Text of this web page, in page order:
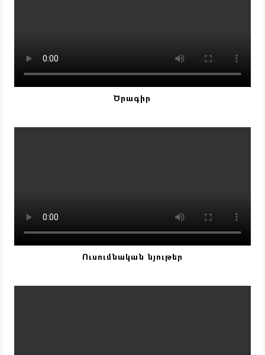
Ծրագիր
Ուսումնական նյութեր